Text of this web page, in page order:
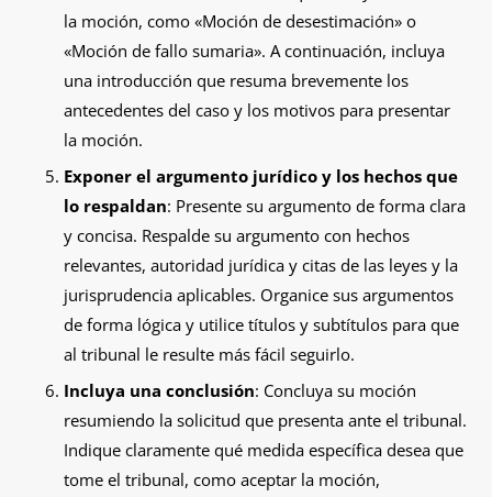
la moción, como «Moción de desestimación» o
«Moción de fallo sumaria». A continuación, incluya
una introducción que resuma brevemente los
antecedentes del caso y los motivos para presentar
la moción.
Exponer el argumento jurídico y los hechos que
lo respaldan: Presente su argumento de forma clara
y concisa. Respalde su argumento con hechos
relevantes, autoridad jurídica y citas de las leyes y la
jurisprudencia aplicables. Organice sus argumentos
de forma lógica y utilice títulos y subtítulos para que
al tribunal le resulte más fácil seguirlo.
Incluya una conclusión: Concluya su moción
resumiendo la solicitud que presenta ante el tribunal.
Indique claramente qué medida específica desea que
tome el tribunal, como aceptar la moción,